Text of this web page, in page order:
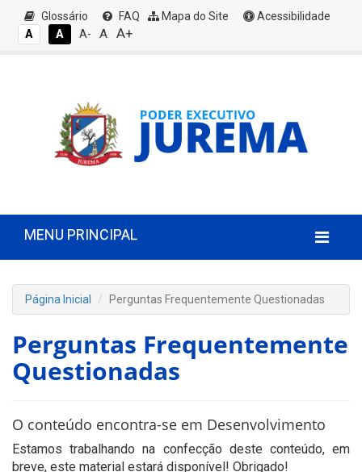
Glossário FAQ Mapa do Site
Acessibilidade
A
A A- A A+
MENU PRINCIPAL
Página Inicial Perguntas Frequentemente Questionadas
Perguntas Frequentemente
Questionadas
O conteúdo encontra-se em Desenvolvimento
Estamos trabalhando na confecção deste conteúdo, em
breve, este material estará disponível! Obrigado!